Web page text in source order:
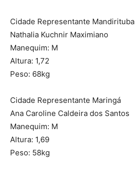
Cidade Representante Mandirituba
Nathalia Kuchnir Maximiano
Manequim: M
Altura: 1,72
Peso: 68kg
Cidade Representante Maringá
Ana Caroline Caldeira dos Santos
Manequim: M
Altura: 1,69
Peso: 58kg